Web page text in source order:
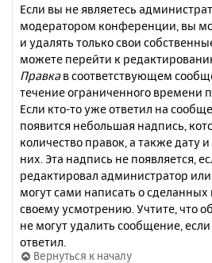
Если вы не являетесь
модератором конференции, вы
и удалять только свои
можете перейти к
Правкав соответствующем
течение ограниченного времени
Если кто-то уже ответил на
появится небольшая надпись,
количество правок, а также дату
них. Эта надпись не появляется,
редактировал администратор
могут сами написать о
своему усмотрению. Учтите, что
не могут удалить сообщение,
ответил.
Вернуться к началу